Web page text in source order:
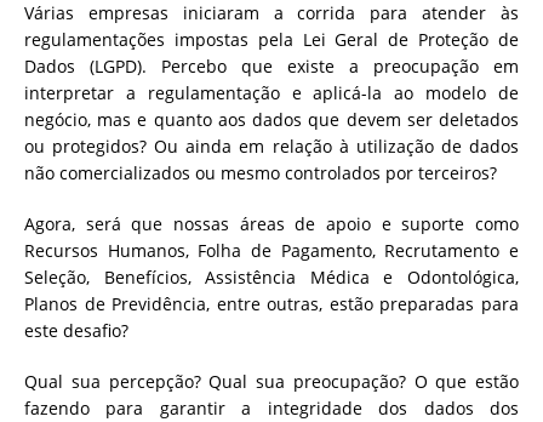
Várias empresas iniciaram a corrida para atender às
regulamentações impostas pela Lei Geral de Proteção de
Dados (LGPD). Percebo que existe a preocupação em
interpretar a regulamentação e aplicá-la ao modelo de
negócio, mas e quanto aos dados que devem ser deletados
ou protegidos? Ou ainda em relação à utilização de dados
não comercializados ou mesmo controlados por terceiros?
Agora, será que nossas áreas de apoio e suporte como
Recursos Humanos, Folha de Pagamento, Recrutamento e
Seleção, Benefícios, Assistência Médica e Odontológica,
Planos de Previdência, entre outras, estão preparadas para
este desafio?
Qual sua percepção? Qual sua preocupação? O que estão
fazendo para garantir a integridade dos dados dos